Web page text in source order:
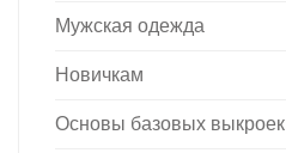
Мужская одежда
Новичкам
Основы базовых выкроек